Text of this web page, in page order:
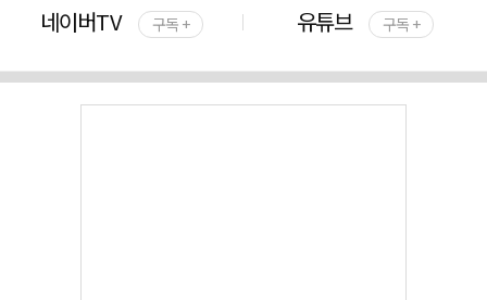
네이버TV 구독 + 유튜브 구독 +